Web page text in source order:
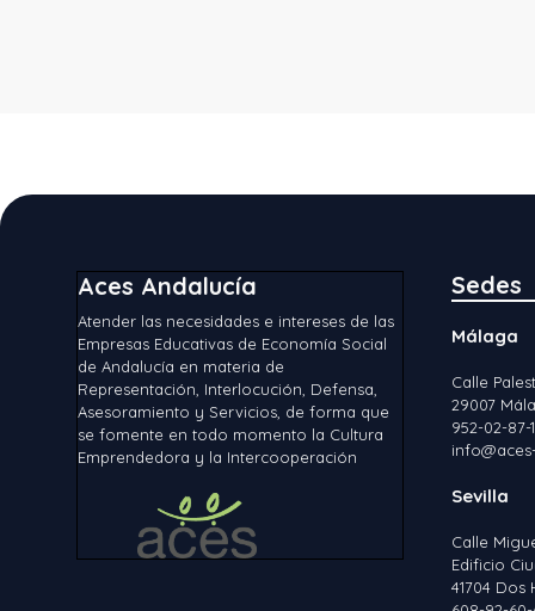
Aces Andalucía
Atender las necesidades e intereses de las
Empresas Educativas de Economía Social
de Andalucía en materia de
Representación, Interlocución, Defensa,
Asesoramiento y Servicios, de forma que
se fomente en todo momento la Cultura
Emprendedora y la Intercooperación
Sedes
Málaga
Calle
29007
952-02-87-
Sevilla
Calle
Edificio
41704 Dos